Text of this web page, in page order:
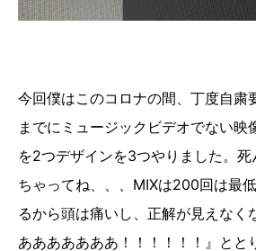
今回僕はこのコロナの間、丁度自粛
までにミュージックビデオでない映
を2つデザインを3つやりました。
ちゃってね、、、MIXは200回は最
るから頭は痛いし、正解が見えなく
あああああああ！！！！！！』とと